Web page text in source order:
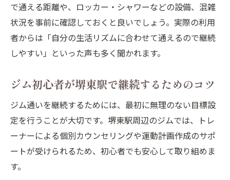
で通える距離や、ロッカー・シャワーなどの設備、混雑
状況を事前に確認しておくと良いでしょう。実際の利用
者からは「自分の生活リズムに合わせて通えるので継続
しやすい」といった声も多く聞かれます。
ジム初心者が堺東駅で継続するためのコツ
ジム通いを継続するためには、最初に無理のない目標設
定を行うことが大切です。堺東駅周辺のジムでは、トレ
ーナーによる個別カウンセリングや運動計画作成のサポ
ートが受けられるため、初心者でも安心して取り組めま
す。